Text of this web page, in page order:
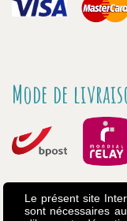
Mode de
Le présent site
sont nécessaires